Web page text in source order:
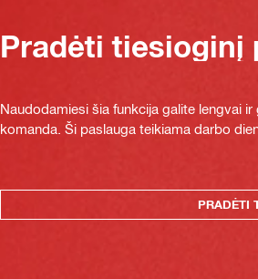
Pradėti tiesioginį
Naudodamiesi šia funkcija galite lengvai
komanda. Ši paslauga teikiama darbo
PRADĖTI